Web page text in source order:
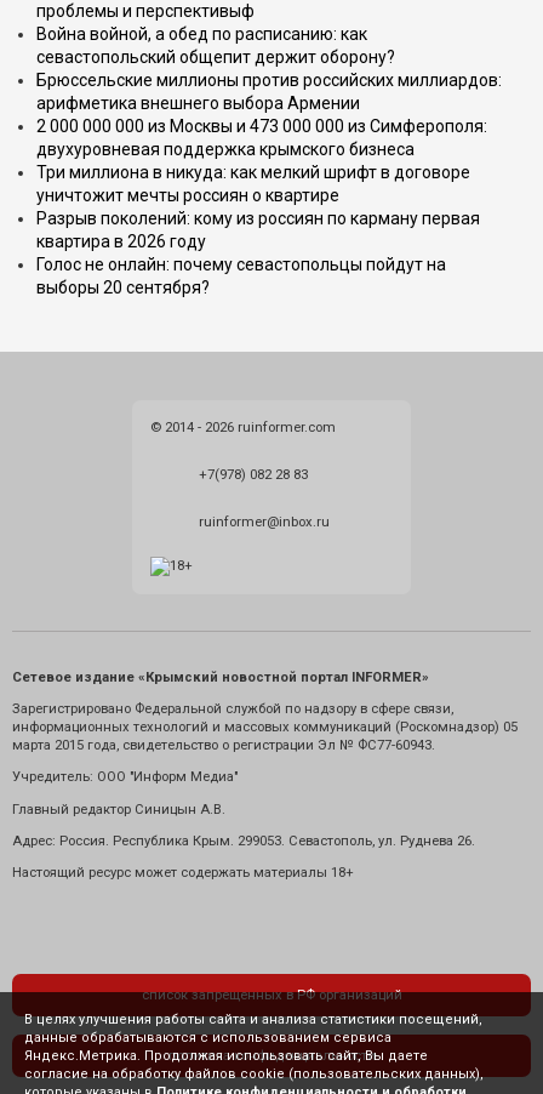
проблемы и перспективыф
Война войной, а обед по расписанию: как
севастопольский общепит держит оборону?
Брюссельские миллионы против российских миллиардов:
арифметика внешнего выбора Армении
2 000 000 000 из Москвы и 473 000 000 из Симферополя:
двухуровневая поддержка крымского бизнеса
Три миллиона в никуда: как мелкий шрифт в договоре
уничтожит мечты россиян о квартире
Разрыв поколений: кому из россиян по карману первая
квартира в 2026 году
Голос не онлайн: почему севастопольцы пойдут на
выборы 20 сентября?
© 2014 - 2026 ruinformer.com
+7(978) 082 28 83
ruinformer@inbox.ru
Сетевое издание «Крымский новостной портал INFORMER»
Зарегистрировано Федеральной службой по надзору в сфере связи,
информационных технологий и массовых коммуникаций (Роскомнадзор) 05
марта 2015 года, свидетельство о регистрации Эл № ФС77-60943.
Учредитель: ООО "Информ Медиа"
Главный редактор Синицын А.В.
Адрес: Россия. Республика Крым. 299053. Севастополь, ул. Руднева 26.
Настоящий ресурс может содержать материалы 18+
список запрещенных в РФ организаций
политика конфиденциальности
В целях улучшения работы сайта и анализа статистики посещений,
данные обрабатываются с использованием сервиса
Яндекс.Метрика. Продолжая использовать сайт, Вы даете
согласие на обработку файлов cookie (пользовательских данных),